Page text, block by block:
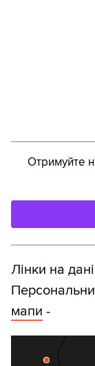
Отримуйте
Лінки на
мапи -